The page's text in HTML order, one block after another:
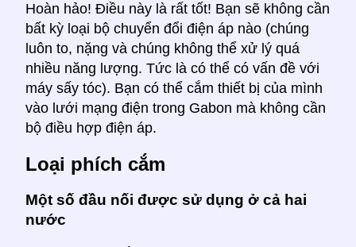
Hoàn hảo! Điều này là rất tốt! Bạn sẽ không cần
bất kỳ loại bộ chuyển đổi điện áp nào (chúng
luôn to, nặng và chúng không thể xử lý quá
nhiều năng lượng. Tức là có thể có vấn đề với
máy sấy tóc). Bạn có thể cắm thiết bị của mình
vào lưới mạng điện trong Gabon mà không cần
bộ điều hợp điện áp.
Loại phích cắm
Một số đầu nối được sử dụng ở cả hai
nước